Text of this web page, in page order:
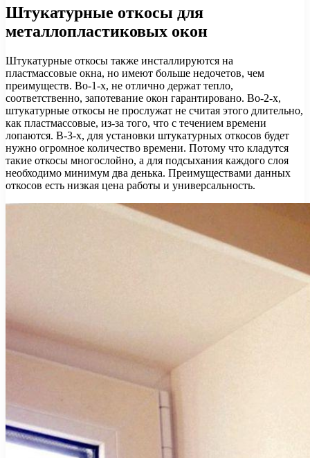
Штукатурные откосы для
металлопластиковых окон
Штукатурные откосы также инсталлируются на
пластмассовые окна, но имеют больше недочетов, чем
преимуществ. Во-1-х, не отлично держат тепло,
соответственно, запотевание окон гарантировано. Во-2-х,
штукатурные откосы не прослужат не считая этого длительно,
как пластмассовые, из-за того, что с течением времени
лопаются. В-3-х, для установки штукатурных откосов будет
нужно огромное количество времени. Потому что кладутся
такие откосы многослойно, а для подсыхания каждого слоя
необходимо минимум два денька. Преимуществами данных
откосов есть низкая цена работы и универсальность.